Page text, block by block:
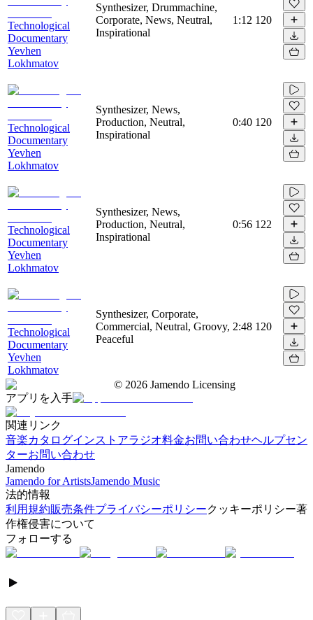
Technological
Documentary
Yevhen
Lokhmatov
Synthesizer, Drummachine,
Corporate, News, Neutral,
Inspirational
1:12 120
Technological
Documentary
Yevhen
Lokhmatov
Synthesizer, News,
Production, Neutral,
Inspirational
0:40 120
Technological
Documentary
Yevhen
Lokhmatov
Synthesizer, News,
Production, Neutral,
Inspirational
0:56 122
Technological
Documentary
Yevhen
Lokhmatov
Synthesizer, Corporate,
Commercial, Neutral, Groovy,
Peaceful
2:48 120
© 2026 Jamendo Licensing
アプリを入手
関連リンク
音楽カタログインストアラジオ料金お問い合わせヘルプセン
ターお問い合わせ
Jamendo
Jamendo for ArtistsJamendo Music
法的情報
利用規約販売条件プライバシーポリシークッキーポリシー著
作権侵害について
フォローする